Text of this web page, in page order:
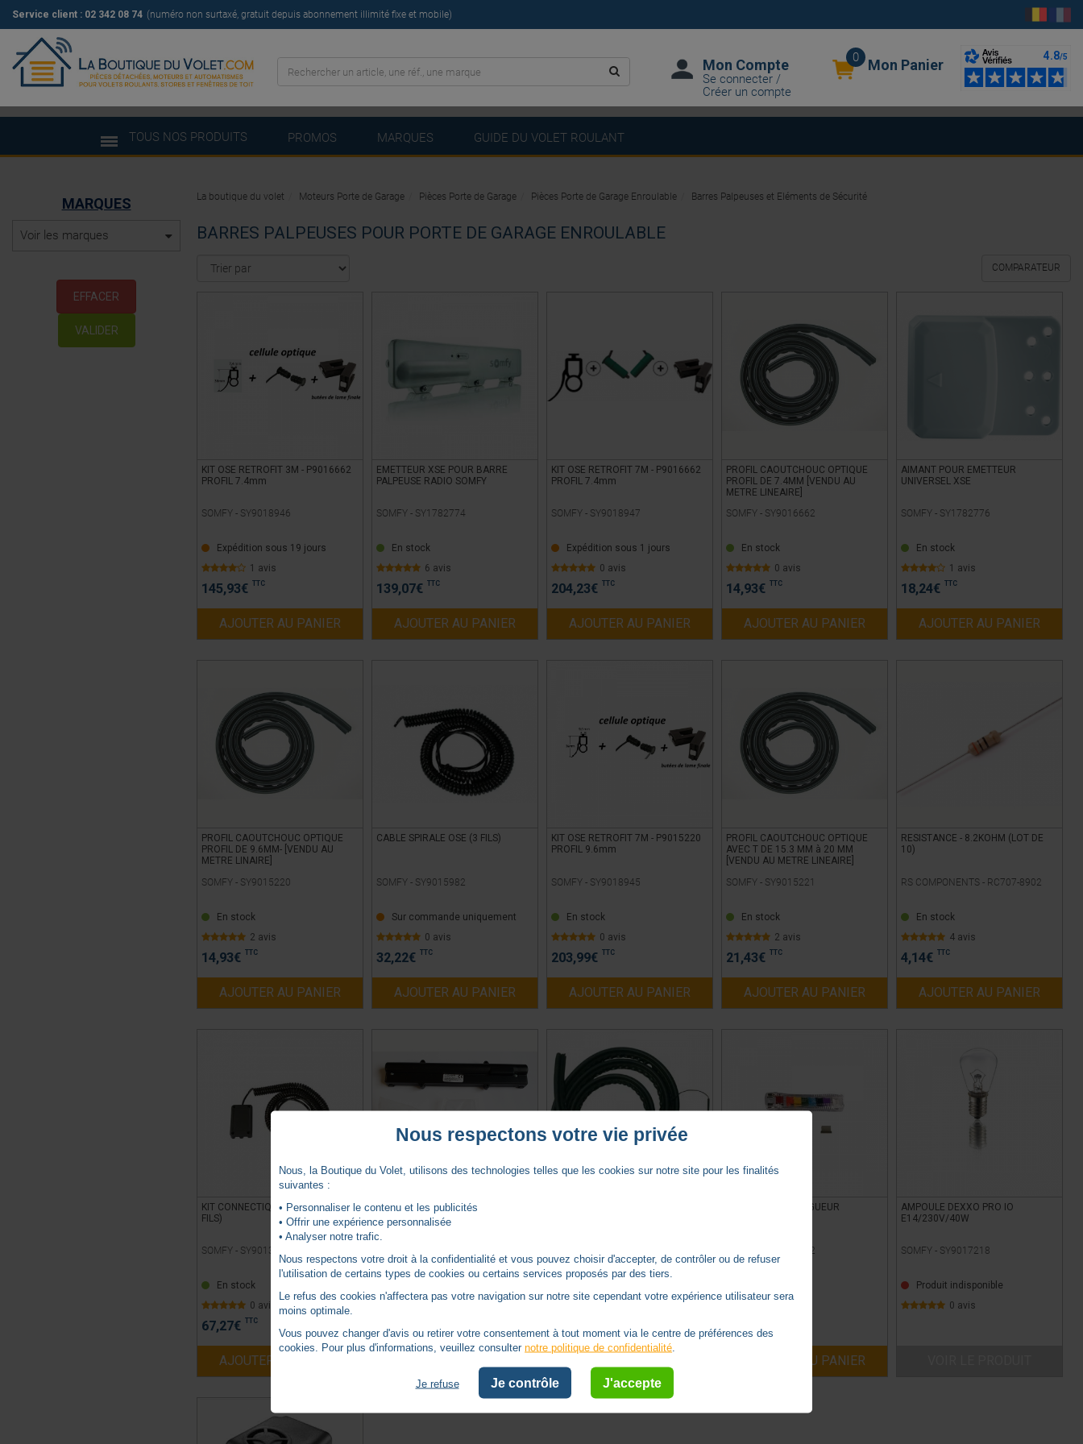
Service client : 02 342 08 74 (numéro non surtaxé, gratuit depuis abonnement illimité fixe et mobile)
Mon Compte
Se connecter /
Créer un compte
0 Mon Panier
TOUS NOS PRODUITS PROMOS MARQUES GUIDE DU VOLET ROULANT
BARRES PALPEUSES POUR PORTE DE GARAGE ENROULABLE
COMPARATEUR
KIT OSE RETROFIT 3M - P9016662
PROFIL 7.4mm
SOMFY - SY9018946
Expédition sous 19 jours
1 avis
145,93€ TTC
AJOUTER AU PANIER
EMETTEUR XSE POUR BARRE
PALPEUSE RADIO SOMFY
SOMFY - SY1782774
En stock
6 avis
139,07€ TTC
AJOUTER AU PANIER
KIT OSE RETROFIT 7M - P9016662
PROFIL 7.4mm
SOMFY - SY9018947
Expédition sous 1 jours
0 avis
204,23€ TTC
AJOUTER AU PANIER
PROFIL CAOUTCHOUC OPTIQUE
PROFIL DE 7.4MM [VENDU AU
METRE LINEAIRE]
SOMFY - SY9016662
En stock
0 avis
14,93€ TTC
AJOUTER AU PANIER
AIMANT POUR EMETTEUR
UNIVERSEL XSE
SOMFY - SY1782776
En stock
1 avis
18,24€ TTC
AJOUTER AU PANIER
PROFIL CAOUTCHOUC OPTIQUE
PROFIL DE 9.6MM- [VENDU AU
METRE LINAIRE]
SOMFY - SY9015220
En stock
2 avis
14,93€ TTC
AJOUTER AU PANIER
CABLE SPIRALE OSE (3 FILS)
SOMFY - SY9015982
Sur commande uniquement
0 avis
32,22€ TTC
AJOUTER AU PANIER
KIT OSE RETROFIT 7M - P9015220
PROFIL 9.6mm
SOMFY - SY9018945
En stock
0 avis
203,99€ TTC
AJOUTER AU PANIER
PROFIL CAOUTCHOUC OPTIQUE
AVEC T DE 15.3 MM à 20 MM
[VENDU AU METRE LINEAIRE]
SOMFY - SY9015221
En stock
2 avis
21,43€ TTC
AJOUTER AU PANIER
RESISTANCE - 8.2KOHM (LOT DE
10)
RS COMPONENTS - RC707-8902
En stock
4 avis
4,14€ TTC
AJOUTER AU PANIER
KIT CONNECTIQUE RESISTIF (2
FILS)
SOMFY - SY9013456
En stock
0 avis
67,27€ TTC
AJOUTER AU PANIER
MODULE E/R EMBARQUE MYDOOR
POUR PALPEUSE TPS OU 8.2K
1 avis
0 avis
119,47
KIT DE MISE A LONGUEUR
SY2300072
€
AJOUTER AU PANIER
AMPOULE DEXXO PRO IO
E14/230V/40W
SOMFY - SY9017218
Produit indisponible
0 avis
La boutique du volet Moteurs Porte de Garage Pièces Porte de Garage Pièces Porte de Garage Enroulable Barres Palpeuses et Eléments de Sécurité
MARQUES
Voir les marques
EFFACER
VALIDER
Nous respectons votre vie privée
Nous, la Boutique du Volet, utilisons des technologies telles que les cookies sur notre site pour les finalités
suivantes :
• Personnaliser le contenu et les publicités
• Offrir une expérience personnalisée
• Analyser notre trafic.
Nous respectons votre droit à la confidentialité et vous pouvez choisir d'accepter, de contrôler ou de refuser
l'utilisation de certains types de cookies ou certains services proposés par des tiers.
Le refus des cookies n'affectera pas votre navigation sur notre site cependant votre expérience utilisateur sera
moins optimale.
Vous pouvez changer d'avis ou retirer votre consentement à tout moment via le centre de préférences des
cookies. Pour plus d'informations, veuillez consulternotre politique de confidentialité
Je refuse Je contrôle J'accepte